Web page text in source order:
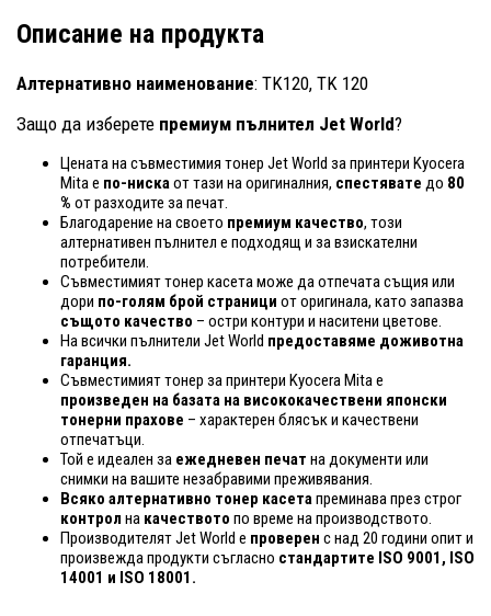
Описание на продукта
Алтернативно наименование: TK120, TK 120
Защо да изберете премиум пълнител Jet World?
Цената на съвместимия тонер Jet World за принтери Kyocera
Mita е по-нискаот тази на оригиналния, спестявате до 80
% от разходите за печат.
Благодарение на своето премиум качество, този
алтернативен пълнител е подходящ и за взискателни
потребители.
Съвместимият тонер касета може да отпечата същия или
дори по-голям брой страници от оригинала, като запазва
същото качество – остри контури и наситени цветове.
На всички пълнители Jet World предоставяме доживотна
гаранция.
Съвместимият тонер за принтери Kyocera Mita е
произведен на базата на висококачествени японски
тонерни прахове – характерен блясък и качествени
отпечатъци.
Той е идеален за ежедневен печат на документи или
снимки на вашите незабравими преживявания.
Всяко алтернативно тонер касетапреминава през строг
контрол на качеството по време на производството.
Производителят Jet World е проверен с над 20 години опит и
произвежда продукти съгласно стандартите ISO 9001, ISO
14001 и ISO 18001.